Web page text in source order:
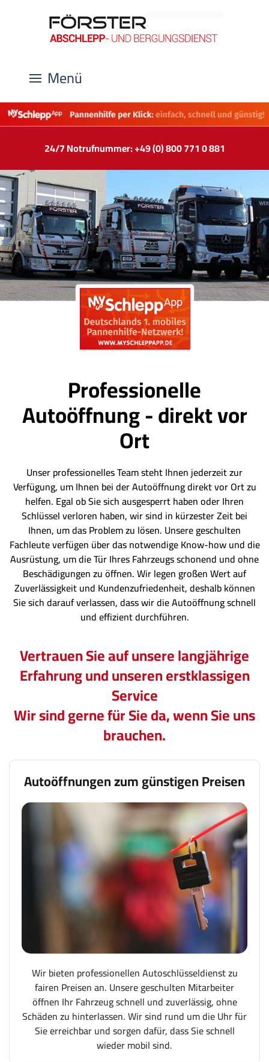
Menü
24/7 Notrufnummer: +49 (0) 800 771 0 881
Professionelle
Autoöffnung - direkt vor
Ort
Unser professionelles Team steht Ihnen jederzeit zur
Verfügung, um Ihnen bei der Autoöffnung direkt vor Ort zu
helfen. Egal ob Sie sich ausgesperrt haben oder Ihren
Schlüssel verloren haben, wir sind in kürzester Zeit bei
Ihnen, um das Problem zu lösen. Unsere geschulten
Fachleute verfügen über das notwendige Know-how und die
Ausrüstung, um die Tür Ihres Fahrzeugs schonend und ohne
Beschädigungen zu öffnen. Wir legen großen Wert auf
Zuverlässigkeit und Kundenzufriedenheit, deshalb können
Sie sich darauf verlassen, dass wir die Autoöffnung schnell
und effizient durchführen.
Vertrauen Sie auf unsere langjährige
Erfahrung und unseren erstklassigen
Service
Wir sind gerne für Sie da, wenn Sie uns
brauchen.
Autoöffnungen zum günstigen Preisen
Wir bieten professionellen Autoschlüsseldienst zu
fairen Preisen an. Unsere geschulten Mitarbeiter
öffnen Ihr Fahrzeug schnell und zuverlässig, ohne
Schäden zu hinterlassen. Wir sind rund um die Uhr für
Sie erreichbar und sorgen dafür, dass Sie schnell
wieder mobil sind.